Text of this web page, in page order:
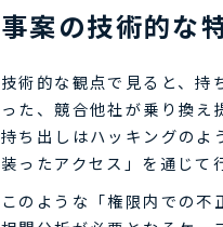
事案の技術的な
技術的な観点で見ると、持
った、競合他社が乗り換
持ち出しはハッキングのよ
装ったアクセス」を通じて
このような「権限内での